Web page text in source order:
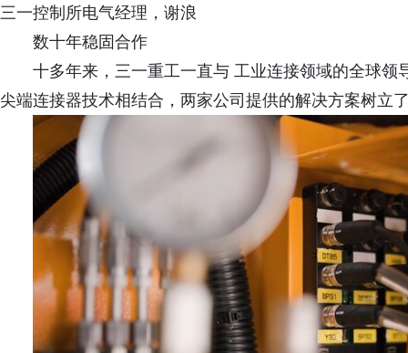
三一控制所电气经理，谢浪
数十年稳固合作
十多年来，三一重工一直与 工业连接领域的全球
尖端连接器技术相结合，两家公司提供的解决方案树立